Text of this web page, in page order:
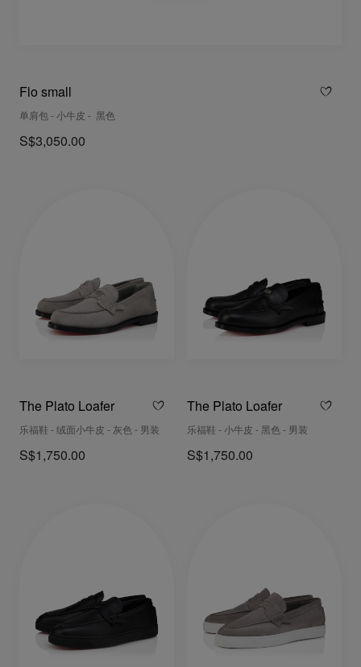
Flo small
单肩包 - 小牛皮 - 黑色
S$3,050.00
The Plato Loafer
乐福鞋 - 绒面小牛皮 - 灰色 - 男装
S$1,750.00
The Plato Loafer
乐福鞋 - 小牛皮 - 黑色 - 男装
S$1,750.00